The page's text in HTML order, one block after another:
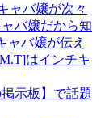
ャバ嬢が次々
バ嬢だから知
ャバ嬢が伝え
はインチキ
示板】で話題